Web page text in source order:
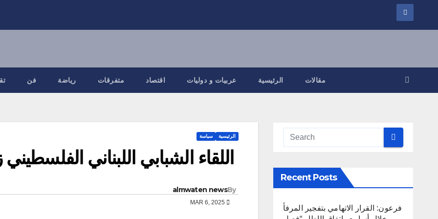
فن رياضة متفرقات اقتصاد عربيات و دوليات الرئيسية مقالات
الرئيسية سياسة
اللقاء الشبابي اللبناني
By
almwaten news
Recent Posts
فرعون: القرار الاتهامي بتفجير المرفأ